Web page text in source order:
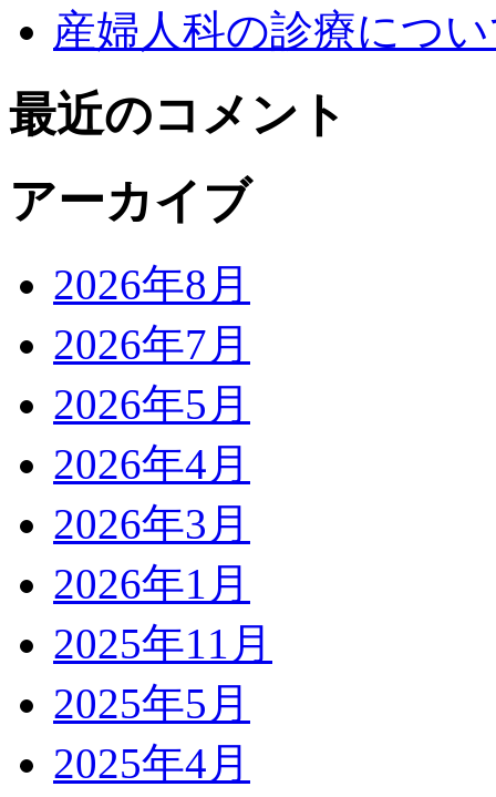
産婦人科の診療につ
最近のコメント
アーカイブ
2026年8月
2026年7月
2026年5月
2026年4月
2026年3月
2026年1月
2025年11月
2025年5月
2025年4月